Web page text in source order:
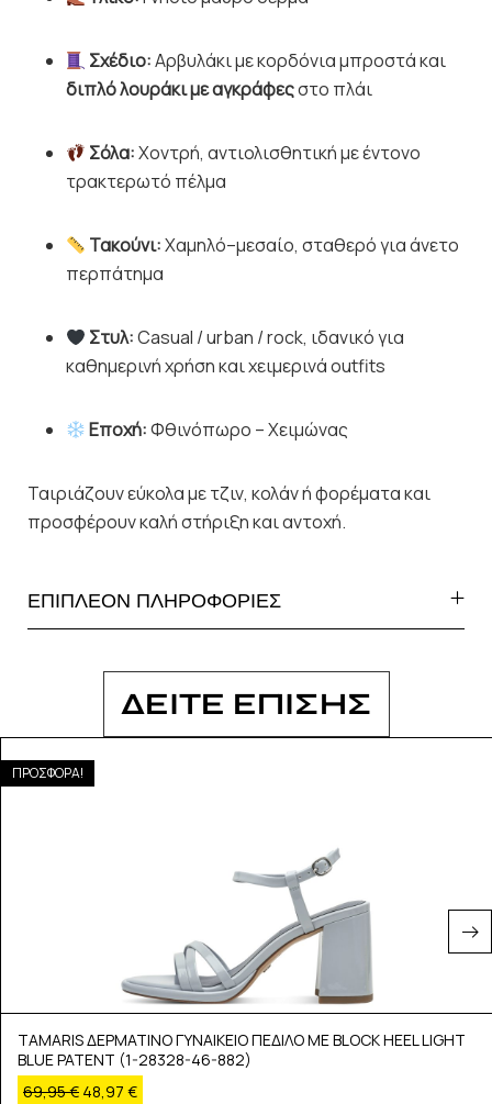
Σχέδιο:Αρβυλάκι με κορδόνια μπροστά και
διπλό λουράκι με αγκράφεςστο πλάι
Σόλα:Χοντρή, αντιολισθητική με έντονο
τρακτερωτό πέλμα
Τακούνι:Χαμηλό–μεσαίο, σταθερό για άνετο
περπάτημα
Στυλ:Casual / urban / rock, ιδανικό για
καθημερινή χρήση και χειμερινά outfits
Εποχή:Φθινόπωρο – Χειμώνας
Ταιριάζουν εύκολα με τζιν, κολάν ή φορέματα και
προσφέρουν καλή στήριξη και αντοχή.
ΕΠΙΠΛΕΟΝ ΠΛΗΡΟΦΟΡΙΕΣ
ΔΕΙΤΕ ΕΠΙΣΗΣ
ΠΡΟΣΦΟΡΑ!
TAMARIS ΔΕΡΜΑΤΙΝΟ ΓΥΝΑΙΚΕΙΟ ΠΕΔΙΛΟ ΜΕ BLOCK HEEL LIGHT
BLUE PATENT (1-28328-46-882)
69,95€ 48,97 €